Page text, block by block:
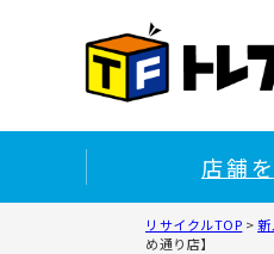
店舗
リサイクルTOP >
め通り店】